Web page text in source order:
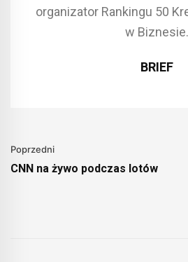
organizator Rankingu 50
w Biznesie.
BRIEF
Poprzedni
CNN na żywo podczas lotów